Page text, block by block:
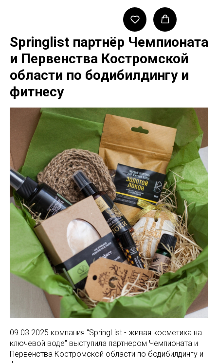
Springlist партнёр Чемпионата
и Первенства Костромской
области по бодибилдингу и
фитнесу
09.03.2025 компания "SpringList - живая косметика на
ключевой воде" выступила партнером Чемпионата и
Первенства Костромской области по бодибилдингу и